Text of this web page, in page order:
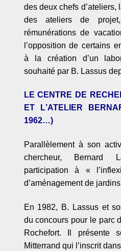
des deux chefs d’ateliers,
des ateliers de
rémunérations de
’opposition de certains
à la création d’un
souhaité par B. Lassus
LE CENTRE DE
ET L’ATELIER
1962…)
Parall èlement à son
chercheur, Bernard
participation à «
l’
d’aménagement de
En 1982, B. Lassus et
du concours pour le parc
Rochefort. Il présente
Mitterrand qui l ’inscrit